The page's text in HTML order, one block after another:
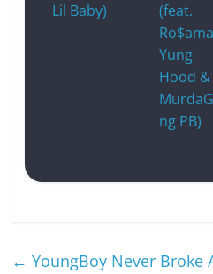
Lil Baby)
(feat.
Yung
Hood &
ng PB)
← YoungBoy Never Broke